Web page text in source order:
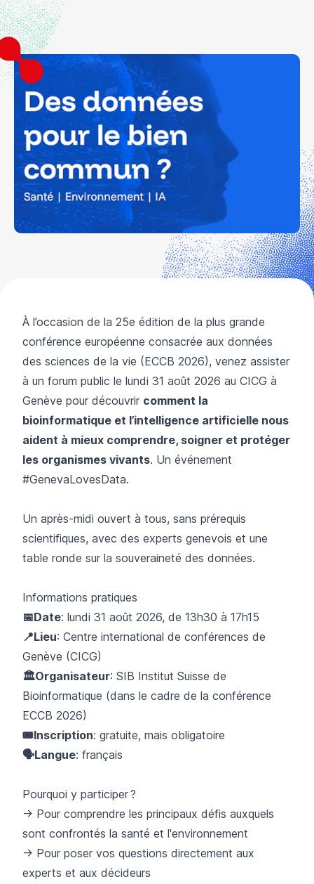
À l’occasion de la 25e édition de la plus grande
conférence européenne consacrée aux données
des sciences de la vie (ECCB 2026), venez assister
à un forum public le lundi 31 août 2026 au CICG à
Genève pour découvrir comment la
bioinformatique et l’intelligence artificielle nous
aident à mieux comprendre, soigner et protéger
les organismes vivants. Un événement
#GenevaLovesData.
Un après-midi ouvert à tous, sans prérequis
scientifiques, avec des experts genevois et une
table ronde sur la souveraineté des données.
Informations pratiques
📅Date: lundi 31 août 2026, de 13h30 à 17h15
📍Lieu: Centre international de conférences de
Genève (CICG)
🏛️Organisateur: SIB Institut Suisse de
Bioinformatique (dans le cadre de la conférence
ECCB 2026)
🎟️Inscription: gratuite, mais obligatoire
🗣️Langue: français
Pourquoi y participer ?
→ Pour comprendre les principaux défis auxquels
sont confrontés la santé et l'environnement
→ Pour poser vos questions directement aux
experts et aux décideurs